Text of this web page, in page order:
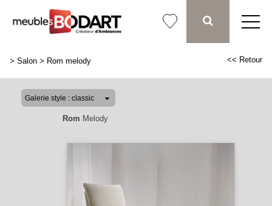
> Salon > Rom melody << Retour
Rom Melody